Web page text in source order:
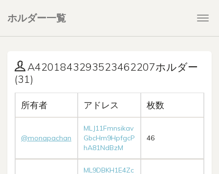
ホルダー一覧
A4201843293523462207ホルダー
(31)
所有者 アドレス 枚数
@monapachan
MLJ11Fmnsikav
GbcHm9HpfgcP
hA81NdBzM
46
ML9DBKH1E4Zc